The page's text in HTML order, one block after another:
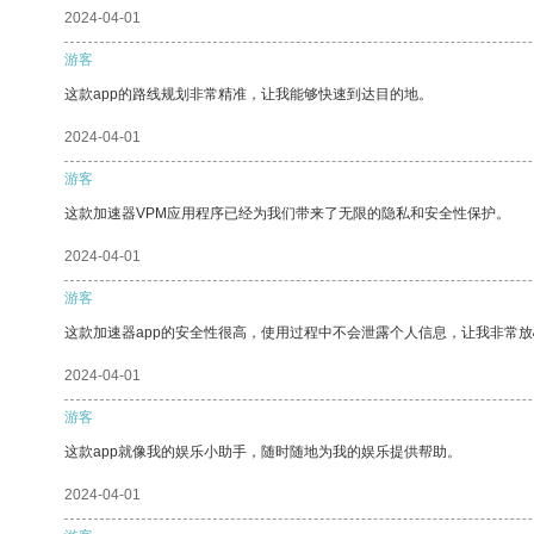
2024-04-01
游客
这款app的路线规划非常精准，让我能够快速到达目的地。
2024-04-01
游客
这款加速器VPM应用程序已经为我们带来了无限的隐私和安全性保护。
2024-04-01
游客
这款加速器app的安全性很高，使用过程中不会泄露个人信息，让我非常
2024-04-01
游客
这款app就像我的娱乐小助手，随时随地为我的娱乐提供帮助。
2024-04-01